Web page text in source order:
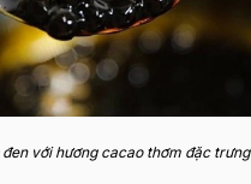
đen với hương cacao thơm đặc trưng